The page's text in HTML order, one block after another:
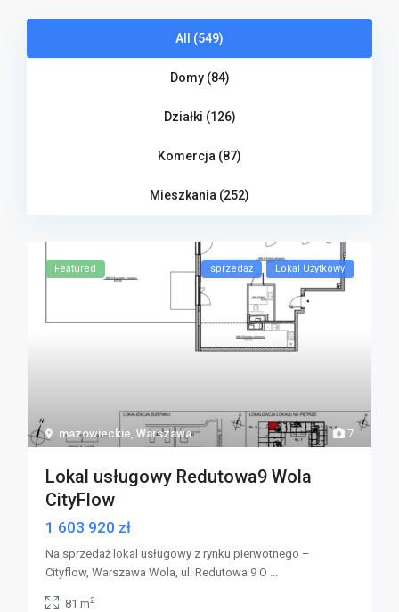
All (549)
Domy (84)
Działki (126)
Komercja (87)
Mieszkania (252)
7
mazowieckie,Warszawa
Featured sprzedaż Lokal Użytkowy
Lokal usługowy Redutowa9 Wola
CityFlow
1 603 920 zł
Na sprzedaż lokal usługowy z rynku pierwotnego –
Cityflow, Warszawa Wola, ul. Redutowa 9 O ...
81 m2